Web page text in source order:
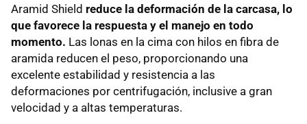
Aramid Shield reduce la deformación de la carcasa, lo
que favorece la respuesta y el manejo en todo
momento. Las lonas en la cima con hilos en fibra de
aramida reducen el peso, proporcionando una
excelente estabilidad y resistencia a las
deformaciones por centrifugación, inclusive a gran
velocidad y a altas temperaturas.